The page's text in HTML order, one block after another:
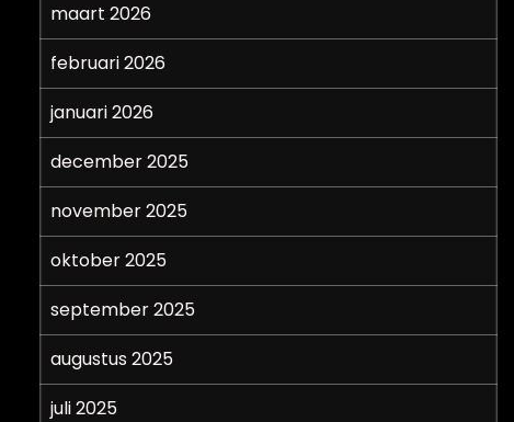
maart 2026
februari 2026
januari 2026
december 2025
november 2025
oktober 2025
september 2025
augustus 2025
juli 2025